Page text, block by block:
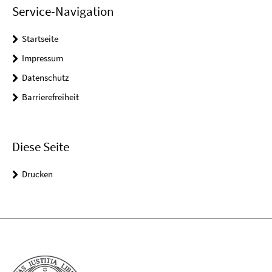
Service-Navigation
Startseite
Impressum
Datenschutz
Barrierefreiheit
Diese Seite
Drucken